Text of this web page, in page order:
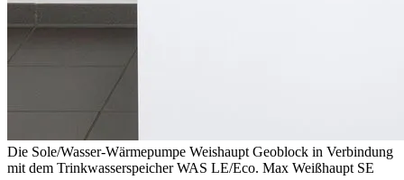
Die Sole/Wasser-Wärmepumpe Weishaupt Geoblock in Verbindung
mit dem Trinkwasserspeicher WAS LE/Eco. Max Weißhaupt SE